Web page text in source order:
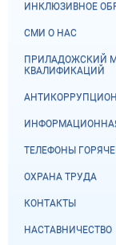
ИНКЛЮЗИВНОЕ
СМИ О НАС
ПРИЛАДОЖСКИЙ
КВАЛИФИКАЦИЙ
ТЕЛЕФОНЫ
ОХРАНА ТРУДА
КОНТАКТЫ
НАСТАВНИЧЕСТВО